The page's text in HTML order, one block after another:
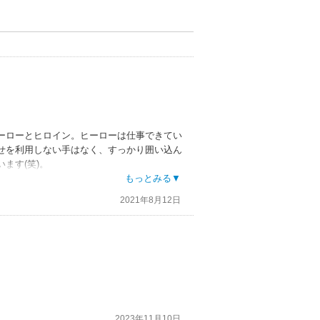
ーとヒロイン。ヒーローは仕事できてい
利用しない手はなく、すっかり囲い込ん
す(笑)。
もっとみる▼
2021年8月12日